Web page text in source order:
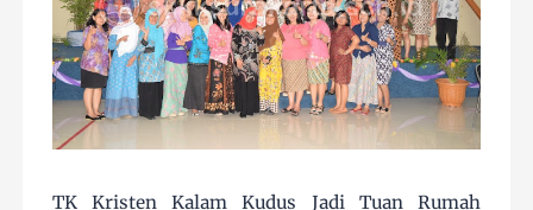
TK Kristen Kalam Kudus Jadi Tuan Rumah